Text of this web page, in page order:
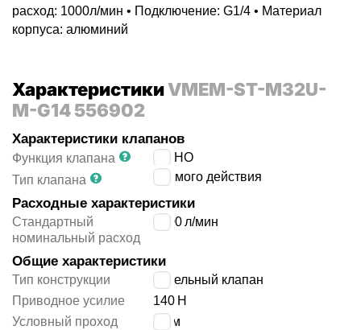
расход: 1000л/мин • Подключение: G1/4 • Материал
корпуса: алюминий
ХарактеристикиVMEM-ST-M32U-
M-G14 556902
Характеристики клапанов
Функция клапана
3/2 НО
Тип клапана
прямого действия
Расходные характеристики
Стандартный
номинальный расход
1000 л/мин
Общие характеристики
Тип конструкции
седельный клапан
Приводное усилие
140 Н
Условный проход
мм